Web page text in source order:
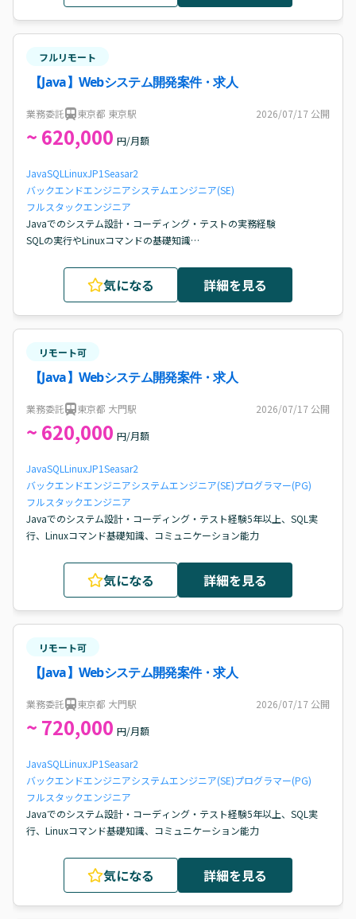
フルリモート
【Java】Webシステム開発案件・求人
業務委託 東京都 東京駅 2026/07/17 公開
~ 620,000 円/月額
JavaSQL LinuxJP1Seasar2
バックエンドエンジニアシステムエンジニア(SE)
フルスタックエンジニア
Javaでのシステム設計・コーディング・テストの実務経験
SQLの実行やLinuxコマンドの基礎知識
気になる 詳細を見る
リモート可
【Java】Webシステム開発案件・求人
業務委託 東京都 大門駅 2026/07/17 公開
~ 620,000 円/月額
JavaSQL LinuxJP1Seasar2
バックエンドエンジニアシステムエンジニア(SE)プログラマー(PG)
フルスタックエンジニア
Javaでのシステム設計・コーディング・テスト経験5年以上、SQL実
行、Linuxコマンド基礎知識、コミュニケーション能力
気になる 詳細を見る
リモート可
【Java】Webシステム開発案件・求人
業務委託 東京都 大門駅 2026/07/17 公開
~ 720,000 円/月額
JavaSQL LinuxJP1Seasar2
バックエンドエンジニアシステムエンジニア(SE)プログラマー(PG)
フルスタックエンジニア
Javaでのシステム設計・コーディング・テスト経験5年以上、SQL実
行、Linuxコマンド基礎知識、コミュニケーション能力
気になる 詳細を見る